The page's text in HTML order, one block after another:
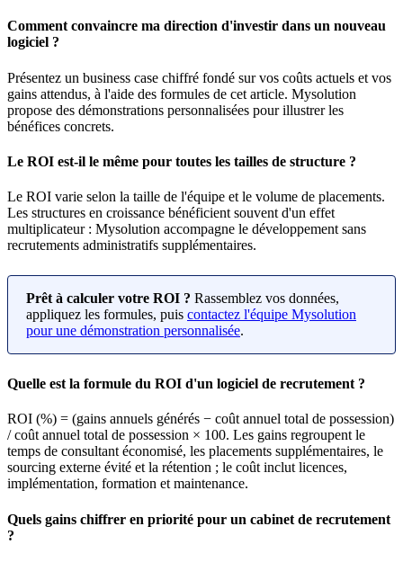
Comment convaincre ma direction d'investir dans un nouveau
logiciel ?
Présentez un business case chiffré fondé sur vos coûts actuels et vos
gains attendus, à l'aide des formules de cet article. Mysolution
propose des démonstrations personnalisées pour illustrer les
bénéfices concrets.
Le ROI est-il le même pour toutes les tailles de structure ?
Le ROI varie selon la taille de l'équipe et le volume de placements.
Les structures en croissance bénéficient souvent d'un effet
multiplicateur : Mysolution accompagne le développement sans
recrutements administratifs supplémentaires.
Prêt à calculer votre ROI ? Rassemblez vos données,
appliquez les formules, puis contactez l'équipe Mysolution
pour une démonstration personnalisée.
Quelle est la formule du ROI d'un logiciel de recrutement ?
ROI (%) = (gains annuels générés − coût annuel total de possession)
/ coût annuel total de possession × 100. Les gains regroupent le
temps de consultant économisé, les placements supplémentaires, le
sourcing externe évité et la rétention ; le coût inclut licences,
implémentation, formation et maintenance.
Quels gains chiffrer en priorité pour un cabinet de recrutement
?